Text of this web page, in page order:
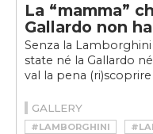
La “mamma”
Gallardo non
Senza la
state né la Gallardo
val la pena (ri)scoprire
GALLERY
#LAMBORGHINI